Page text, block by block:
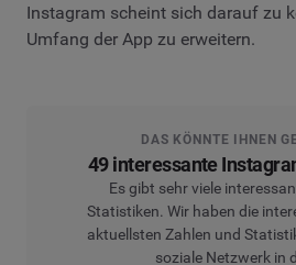
Instagram scheint sich darauf zu
Umfang der App zu erweitern.
DAS KÖNNTE IHNEN
49 interessante
Es gibt sehr viele
Statistiken. Wir haben die
aktuellsten Zahlen und
soziale Netzwerk in